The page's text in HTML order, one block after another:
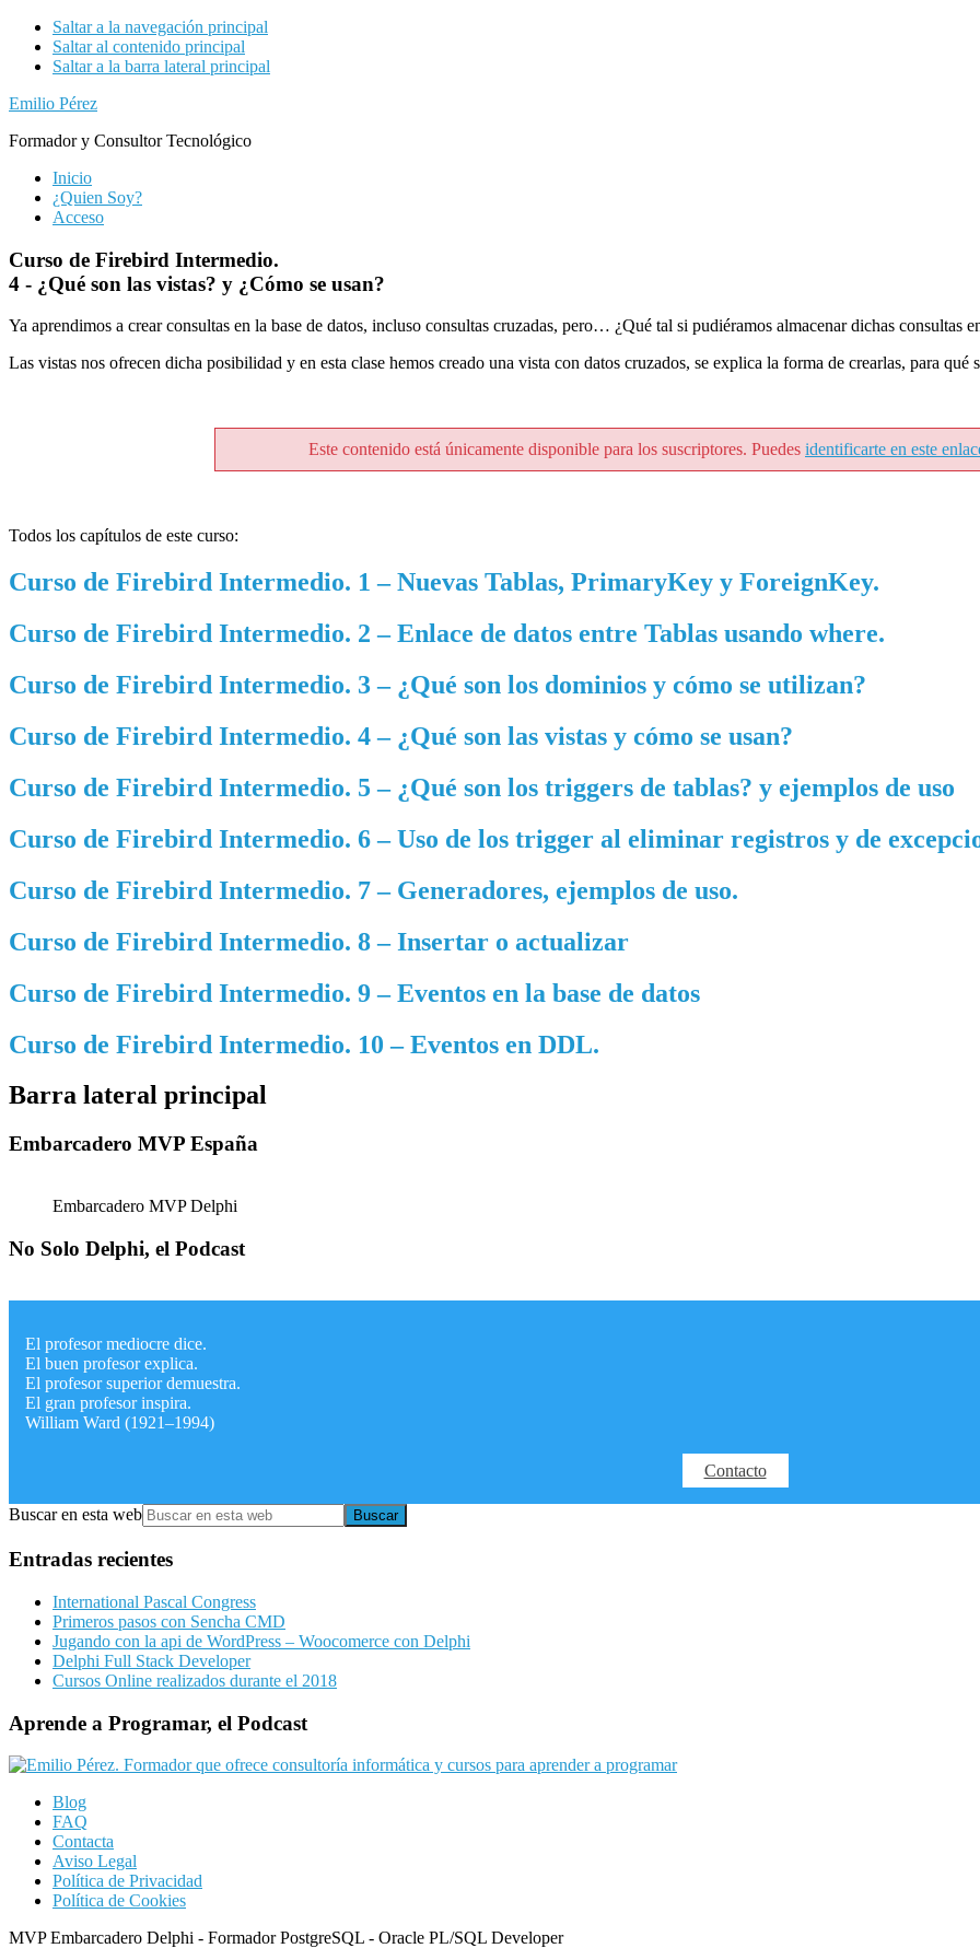
Saltar a la navegación principal
Saltar al contenido principal
Saltar a la barra lateral principal
Emilio Pérez
Formador y Consultor Tecnológico
Inicio
¿Quien Soy?
Acceso
Curso de Firebird Intermedio.
4 - ¿Qué son las vistas? y ¿Cómo se usan?
Ya aprendimos a crear consultas en la base de datos, incluso consultas cruzadas, pero… ¿Qué tal si pudiéramos almacenar dichas consultas
Las vistas nos ofrecen dicha posibilidad y en esta clase hemos creado una vista con datos cruzados, se explica la forma de crearlas, para
Este contenido está únicamente disponible para los suscriptores. Puedes identificarte en este
Todos los capítulos de este curso:
Curso de Firebird Intermedio. 1 – Nuevas Tablas, PrimaryKey y ForeignKey.
Curso de Firebird Intermedio. 2 – Enlace de datos entre Tablas usando where.
Curso de Firebird Intermedio. 3 – ¿Qué son los dominios y cómo se utilizan?
Curso de Firebird Intermedio. 4 – ¿Qué son las vistas y cómo se usan?
Curso de Firebird Intermedio. 5 – ¿Qué son los triggers de tablas? y ejemplos de uso
Curso de Firebird Intermedio. 6 – Uso de los trigger al eliminar registros y de
Curso de Firebird Intermedio. 7 – Generadores, ejemplos de uso.
Curso de Firebird Intermedio. 8 – Insertar o actualizar
Curso de Firebird Intermedio. 9 – Eventos en la base de datos
Curso de Firebird Intermedio. 10 – Eventos en DDL.
Barra lateral principal
Embarcadero MVP España
Embarcadero MVP Delphi
No Solo Delphi, el Podcast
El profesor mediocre dice.
El buen profesor explica.
El profesor superior demuestra.
El gran profesor inspira.
William Ward (1921–1994)
Contacto
Buscar en esta web
Entradas recientes
International Pascal Congress
Primeros pasos con Sencha CMD
Jugando con la api de WordPress – Woocomerce con Delphi
Delphi Full Stack Developer
Cursos Online realizados durante el 2018
Aprende a Programar, el Podcast
Blog
FAQ
Contacta
Aviso Legal
Política de Privacidad
Política de Cookies
MVP Embarcadero Delphi - Formador PostgreSQL - Oracle PL/SQL Developer